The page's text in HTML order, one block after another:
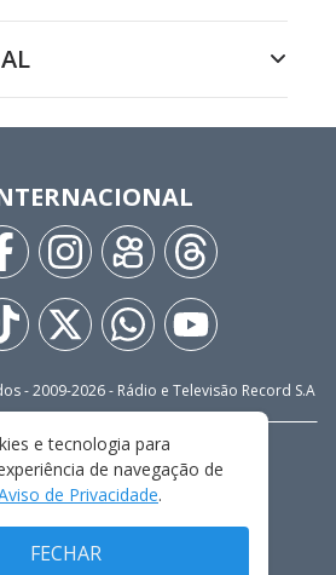
- 2009-2026- Rádio e Televisão Record S.A
FALE CONOSCO
PRIVACIDADE
E CONDIÇÕES DE USO
e tecnologia para
de navegação de
de Privacidade.
FECHAR